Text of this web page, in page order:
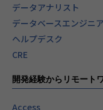
データアナリスト
データベースエンジニア
ヘルプデスク
CRE
開発経験からリモート
Access